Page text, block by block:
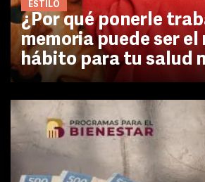
ESTILO
¿Por qué ponerle
memoria puede ser el
hábito para tu salud